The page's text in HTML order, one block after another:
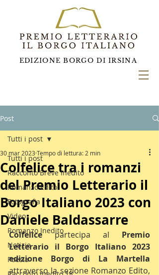
EDIZIONE BORGO DI IRSINA
Post
Tutti i post
Racconto Breve Inedito
Romanzo Edito
Fotografia
Video
Romanzo Inedito
Notizie
Poesia
Tutti i post
Colfelice tra i romanzi
del Premio Letterario il
Borgo Italiano 2023 con
Daniele Baldassarre
30 mar 2023 Tempo di lettura: 2 min
Colfelice partecipa al Premio
Letterario il Borgo Italiano 2023
edizione Borgo di La Martella
attraverso la sezione Romanzo Edito,